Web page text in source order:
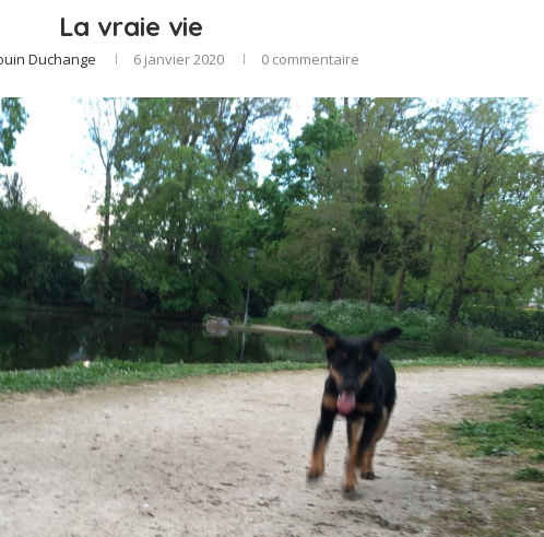
La vraie vie
Duchange 6 janvier 2020 0 commentaire